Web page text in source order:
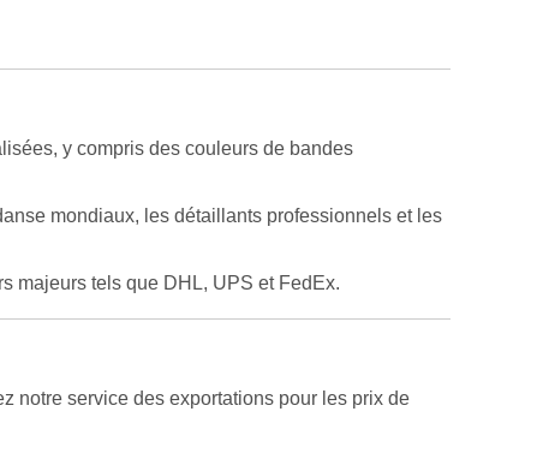
y compris des couleurs de bandes
mondiaux, les détaillants professionnels et les
majeurs tels que DHL, UPS et FedEx.
notre service des exportations pour les prix de